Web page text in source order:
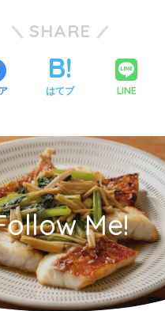
SHARE
はてブ LINE
Me!